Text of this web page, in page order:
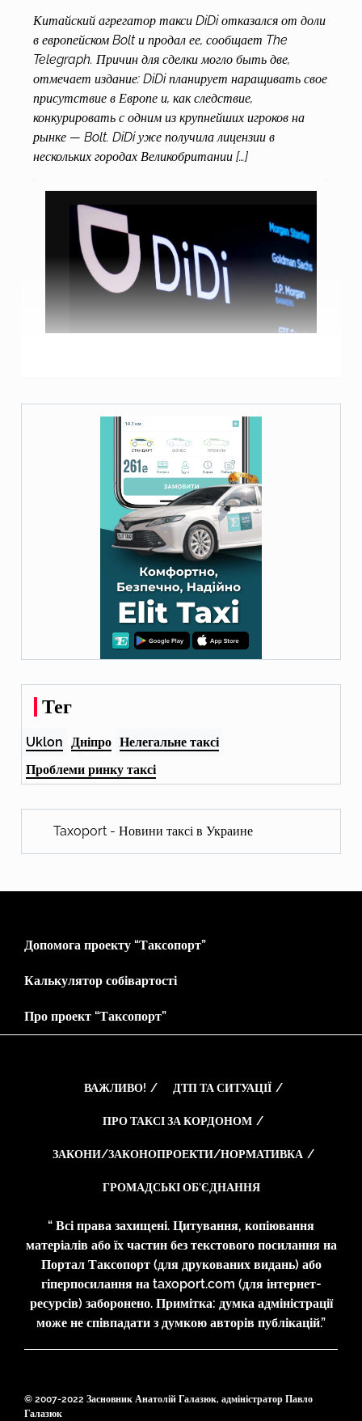
Китайский агрегатор такси DiDi отказался от доли
в европейском Bolt и продал ее, сообщает The
Telegraph. Причин для сделки могло быть две,
отмечает издание: DiDi планирует наращивать свое
присутствие в Европе и, как следствие,
конкурировать с одним из крупнейших игроков на
рынке — Bolt. DiDi уже получила лицензии в
нескольких городах Великобритании […]
Тег
Uklon Дніпро Нелегальне таксі
Проблеми ринку таксі
Taxoport - Новини таксі в Украине
Допомога проекту “Таксопорт”
Калькулятор собівартості
Про проект “Таксопорт”
ВАЖЛИВО! ДТП ТА СИТУАЦІЇ
ПРО ТАКСІ ЗА КОРДОНОМ
ЗАКОНИ/ЗАКОНОПРОЕКТИ/НОРМАТИВКА
ГРОМАДСЬКІ ОБ’ЄДНАННЯ
“ Всі права захищені. Цитування, копіювання
матеріалів або їх частин без текстового посилання на
Портал Таксопорт (для друкованих видань) або
гіперпосилання на taxoport.com (для інтернет-
ресурсів) заборонено. Примітка: думка адміністрації
може не співпадати з думкою авторів публікацій.”
© 2007-2022 Засновник Анатолій Галазюк, адміністратор Павло
Галазюк